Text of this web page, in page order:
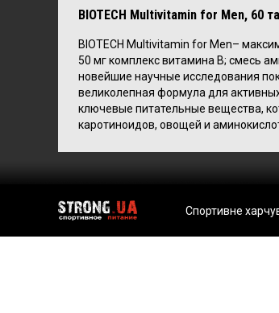
BIOTECH Multivitamin for Men, 60
BIOTECH Multivitamin for Men–
50 мг комплекс витамина B; смесь
новейшие научные исследования
великолепная формула для
ключевые питательные вещества,
каротиноидов, овощей и
Спортивне